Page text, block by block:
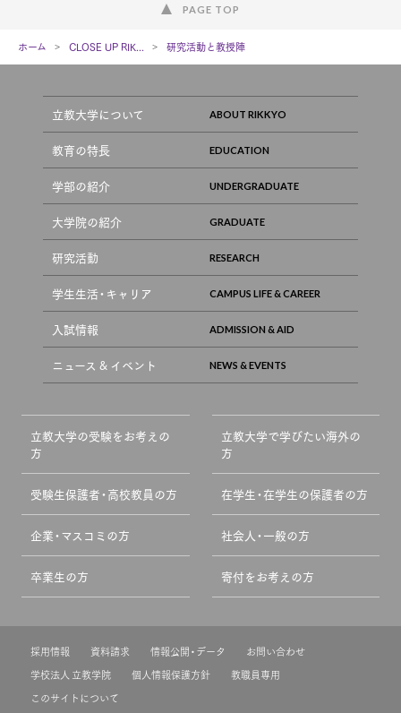
PAGE TOP
ホーム CLOSE UP RIK... 研究活動と教授陣
立教大学について
教育の特長
学部の紹介
大学院の紹介
研究活動
学生生活・キャリア
入試情報
ニュース & イベント
立教大学の受験をお考えの
方
立教大学で学びたい海外の
方
受験生保護者・高校教員の方 在学生・在学生の保護者の方
企業・マスコミの方 社会人・一般の方
卒業生の方 寄付をお考えの方
採用情報 資料請求 情報公開・データ
お問い合わせ
学校法人 立教学院
個人情報保護方針
教職員専用
このサイトについて